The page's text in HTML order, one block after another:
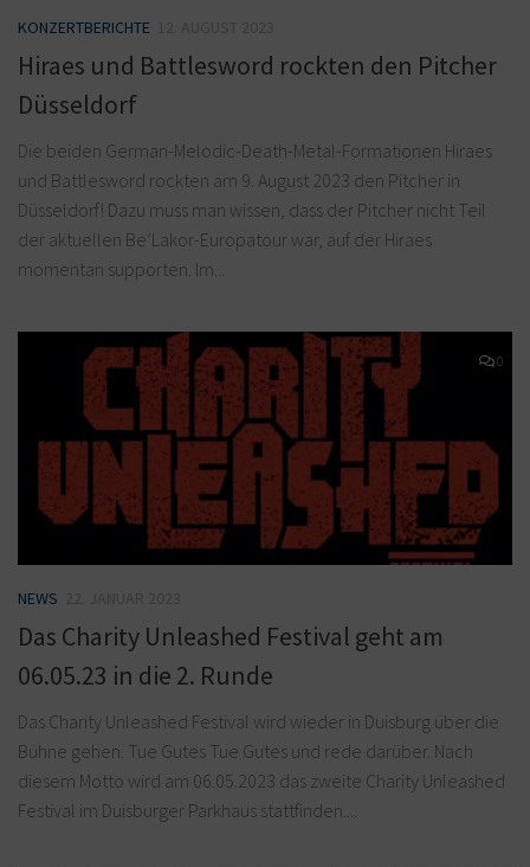
KONZERTBERICHTE
Hiraes und Battlesword rockten den Pitcher
Düsseldorf
Die beiden German-Melodic-Death-Metal-Formationen Hiraes
und Battlesword rockten am 9. August 2023 den Pitcher in
Düsseldorf! Dazu muss man wissen, dass der Pitcher nicht Teil
der aktuellen Be’Lakor-Europatour war, auf der Hiraes
momentan supporten. Im...
0
NEWS
Das Charity Unleashed Festival geht am
06.05.23 in die 2. Runde
Das Charity Unleashed Festival wird wieder in Duisburg über die
Bühne gehen. Tue Gutes Tue Gutes und rede darüber. Nach
diesem Motto wird am 06.05.2023 das zweite Charity Unleashed
Festival im Duisburger Parkhaus stattfinden....